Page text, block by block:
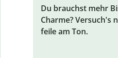
Du brauchst mehr
Charme? Versuch's
feile am Ton.